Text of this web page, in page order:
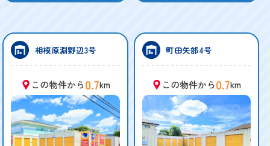
相模原淵野辺3号
この物件から0.7km
町田矢部4号
この物件から0.7km